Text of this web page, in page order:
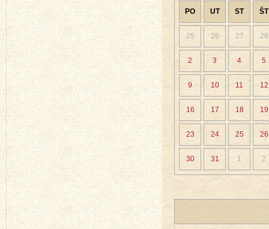
PO UT ST ŠT
25 26 27 28
2 3 4 5
9 10 11 12
16 17 18 19
23 24 25 26
30 31 1 2